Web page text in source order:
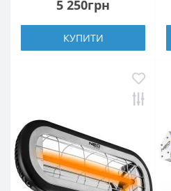
5 250грн
КУПИТИ